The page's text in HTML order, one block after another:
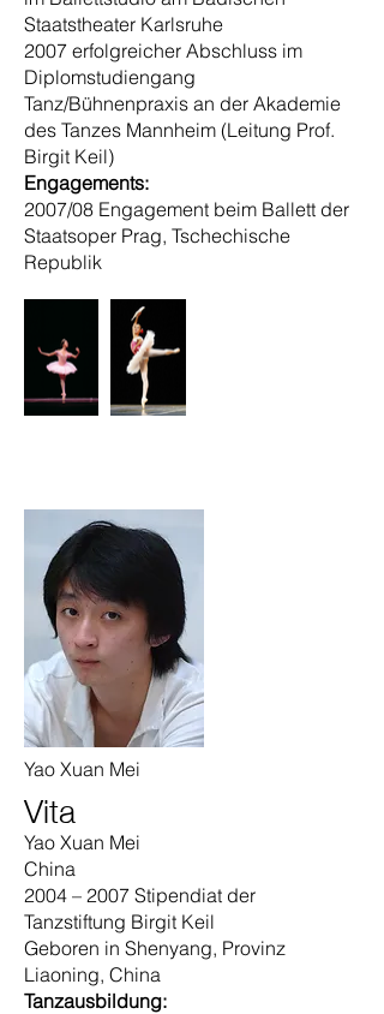
Staatstheater Karlsruhe
2007 erfolgreicher Abschluss im
Diplomstudiengang
Tanz/Bühnenpraxis an der Akademie
des Tanzes Mannheim (Leitung Prof.
Birgit Keil)
Engagements:
2007/08 Engagement beim Ballett der
Staatsoper Prag, Tschechische
Republik
Yao Xuan Mei
Vita
Yao Xuan Mei
China
2004 – 2007 Stipendiat der
Tanzstiftung Birgit Keil
Geboren in Shenyang, Provinz
Liaoning, China
Tanzausbildung: